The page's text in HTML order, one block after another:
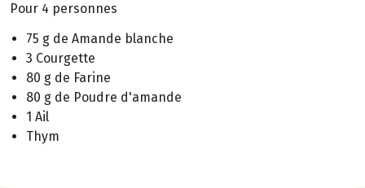
Pour 4 personnes
75 g de Amande blanche
3 Courgette
80 g de Farine
80 g de Poudre d'amande
1 Ail
Thym